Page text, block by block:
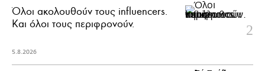
Όλοι ακολουθούν τους influencers.
Και όλοι τους περιφρονούν.
5.8.2026